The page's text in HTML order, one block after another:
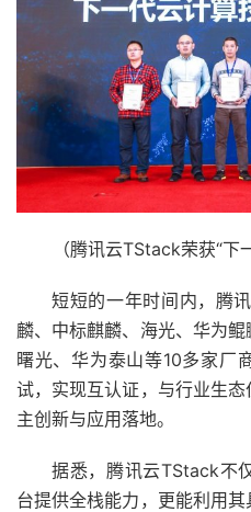
（腾讯云TStack荣获“下
短短的一年时间内，腾
麟、中标麒麟、海光、华为
曙光、华为泰山等10多家厂
试，实现互认证，与行业生
主创新与应用落地。
据悉，腾讯云TStack不
台提供全栈能力，更能利用